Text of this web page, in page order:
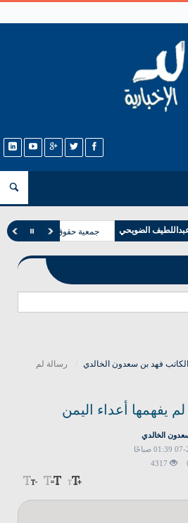
الضويحي جمعية حقوق العنصريين!
الكاتب فهد بن سعدون الخالدي
رسالة لم
يفهمها أعداء اليمن
الخالدي
4317